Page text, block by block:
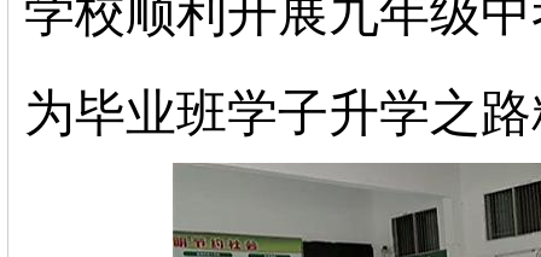
学校顺利开展九年级
为毕业班学子升学之